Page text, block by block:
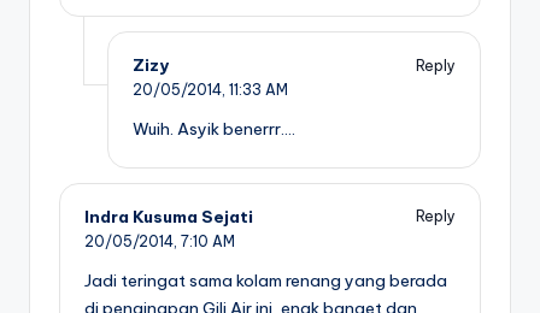
Zizy
Reply
20/05/2014, 11:33 AM
Wuih. Asyik benerrr….
Indra Kusuma Sejati
Reply
20/05/2014, 7:10 AM
Jadi teringat sama kolam renang yang berada
di penginapan Gili Air ini, enak banget dan